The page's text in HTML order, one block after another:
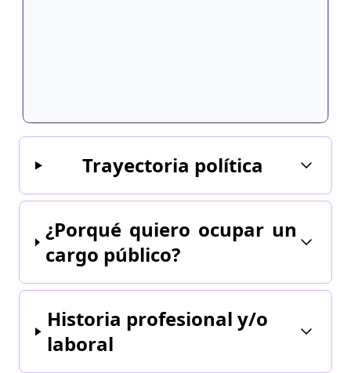
Trayectoria política
¿Porqué quiero ocupar un
cargo público?
Historia profesional y/o
laboral